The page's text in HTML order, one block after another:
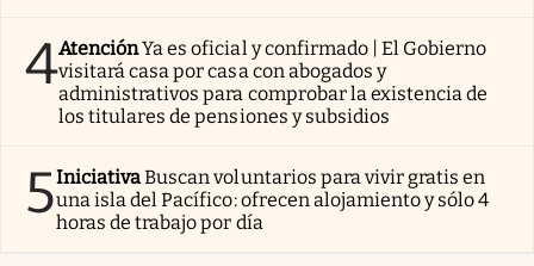
4AtenciónYa es oficial y confirmado | El Gobierno
visitará casa por casa con abogados y
administrativos para comprobar la existencia de
los titulares de pensiones y subsidios
5IniciativaBuscan voluntarios para vivir gratis en
una isla del Pacífico: ofrecen alojamiento y sólo 4
horas de trabajo por día